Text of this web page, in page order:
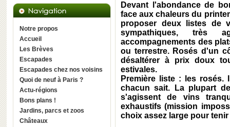
Notre propos
Accueil
Les Brèves
Escapades
Escapades chez nos voisins
Quoi de neuf à Paris ?
Actu-régions
Bons plans !
Jardins, parcs et zoos
Châteaux
Devant l'abondance de
face aux chaleurs du
proposer deux listes de
sympathiques, très
accompagnements des
ou terrestre. Rosés d'un
désaltérer à prix doux
estivales.
Première liste : les rosés.
chacun sait. La plupart
s'agissent de vins
exhaustifs (mission
choix assez large pour